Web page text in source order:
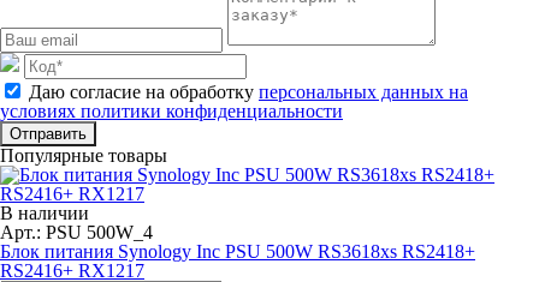
Даю согласие на обработку персональных данных на
условиях политики конфиденциальности
Отправить
Популярные товары
В наличии
Арт.: PSU 500W_4
Блок питания Synology Inc PSU 500W RS3618xs RS2418+
RS2416+ RX1217